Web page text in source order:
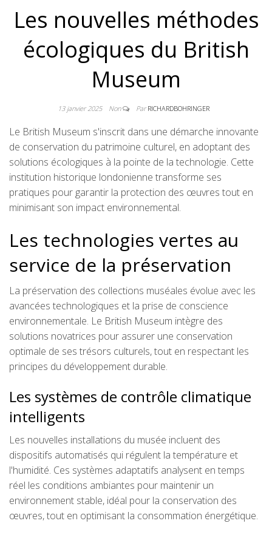
Les nouvelles méthodes
écologiques du British
Museum
13 janvier 2025 Non ParRICHARDBOHRINGER
Le British Museum s'inscrit dans une démarche innovante
de conservation du patrimoine culturel, en adoptant des
solutions écologiques à la pointe de la technologie. Cette
institution historique londonienne transforme ses
pratiques pour garantir la protection des œuvres tout en
minimisant son impact environnemental.
Les technologies vertes au
service de la préservation
La préservation des collections muséales évolue avec les
avancées technologiques et la prise de conscience
environnementale. Le British Museum intègre des
solutions novatrices pour assurer une conservation
optimale de ses trésors culturels, tout en respectant les
principes du développement durable.
Les systèmes de contrôle climatique
intelligents
Les nouvelles installations du musée incluent des
dispositifs automatisés qui régulent la température et
l'humidité. Ces systèmes adaptatifs analysent en temps
réel les conditions ambiantes pour maintenir un
environnement stable, idéal pour la conservation des
œuvres, tout en optimisant la consommation énergétique.